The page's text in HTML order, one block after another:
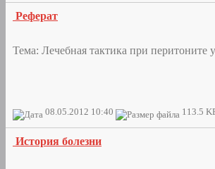
Реферат
Тема: Лечебная тактика при перитоните
08.05.2012 10:40 113.5
История болезни